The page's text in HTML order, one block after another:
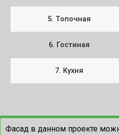
5. Топочная
6. Гостиная
7. Кухня
Фасад в данном проекте